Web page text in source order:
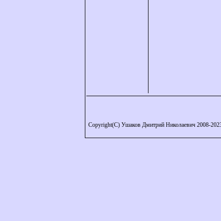
Copyright(C) Ушаков Дмитрий Николаевич 2008-